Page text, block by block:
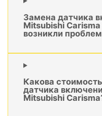
Замена датчика
Mitsubishi
возникли
Какова
датчика
Mitsubishi